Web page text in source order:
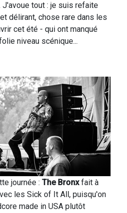
tout : je suis refaite
délirant, chose rare dans les
cet été - qui ont manqué
niveau scénique...
journée : The Bronxfait à
les Sick of It All, puisqu'on
made in USA plutôt